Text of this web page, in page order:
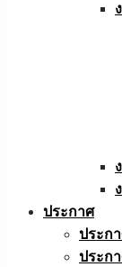
ประกาศ
ประก
ประก